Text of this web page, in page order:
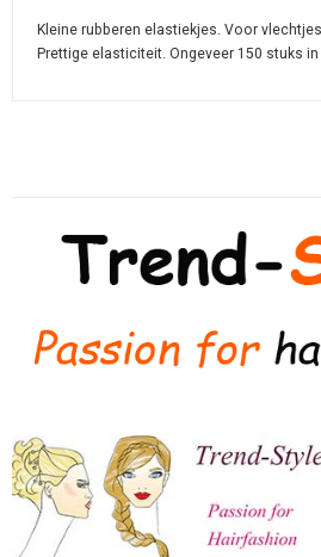
Kleine rubberen elastiekjes. Voor
Prettige elasticiteit. Ongeveer 150 stuks